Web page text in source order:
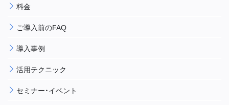
料金
ご導入前のFAQ
導入事例
活用テクニック
セミナー・イベント